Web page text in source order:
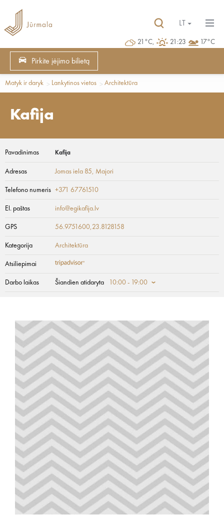
21°C, 21:23 17°C
LT
Pirkite įėjimo bilietą
Matyk ir daryk Lankytinos vietos Architektūra
Kafija
Pavadinimas Kafija
Adresas Jomas iela 85, Majori
Telefono numeris +371 67761510
El. paštas info@egikafija.lv
GPS 56.9751600,23.8128158
Kategorija Architektūra
Atsiliepimai
Darbo laikas Šiandien atidaryta 10:00 - 19:00